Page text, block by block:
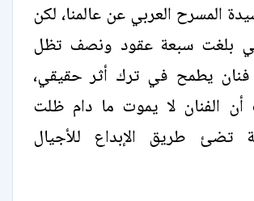
المسرح العربي عن عالمنا، لكن
بلغت سبعة عقود ونصف تظل
يطمح في ترك أثر حقيقي،
الفنان لا يموت ما دام ظلت
تضئ طريق الإبداع للأجيال